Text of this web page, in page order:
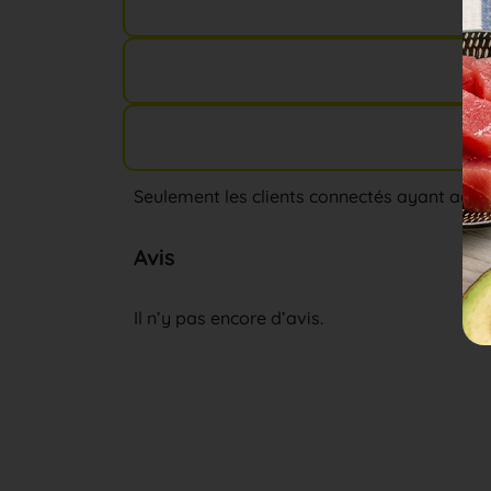
Avis
Il n’y pas encore d’avis.
Seulement les clients connectés ayant